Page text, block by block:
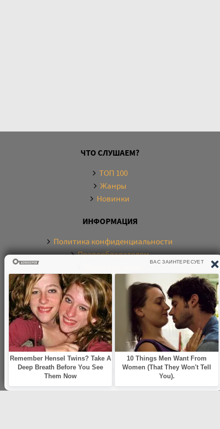
ЧТО СЛУШАЕМ?
ТОП 100
Жанры
Новинки
ИНФОРМАЦИЯ
Политика конфиденциальности
Правообладателям
О САЙТЕ
Электронная библиотека аудиокниг. Более 20000
аудиокниг в хорошем качестве. Слушайте аудиокниги
бесплатно онлайн и без регистрации. По любым
вопросам обращайтесь на почту: